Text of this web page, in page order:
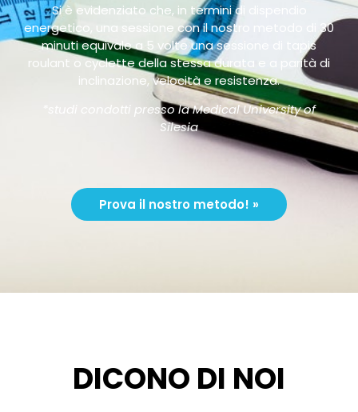
Si è evidenziato che, in termini di dispendio
energetico, una sessione con il nostro metodo di 30
minuti equivale a 5 volte una sessione di tapis
roulant o cyclette della stessa durata e a parità di
inclinazione, velocità e resistenza.
*studi condotti presso la Medical University of
Silesia
Prova il nostro metodo! »
DICONO DI NOI